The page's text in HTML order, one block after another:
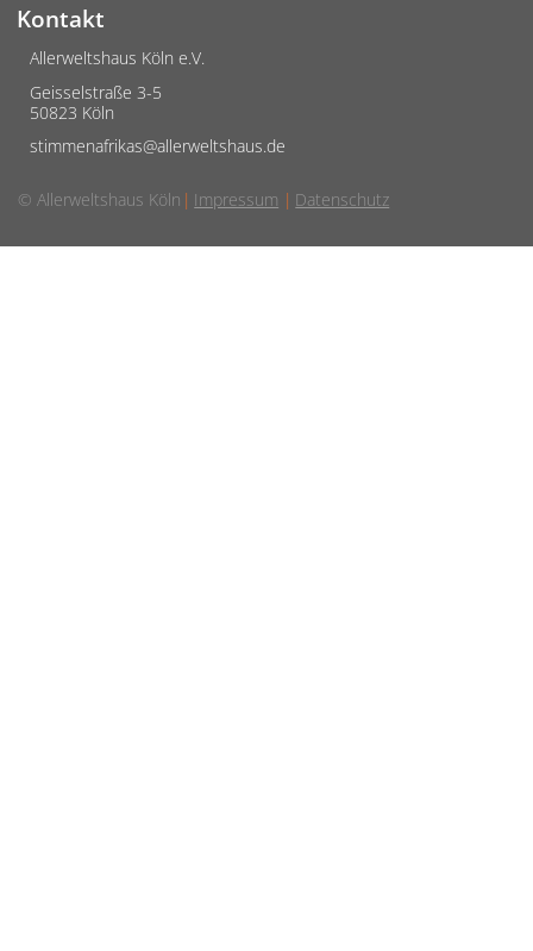
Kontakt
Allerweltshaus Köln e.V.
Geisselstraße 3-5
50823 Köln
stimmenafrikas@allerweltshaus.de
© Allerweltshaus Köln Impressum Datenschutz